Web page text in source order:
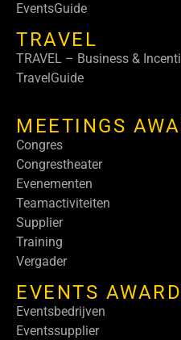
EventsGuide
TRAVEL
TRAVEL – Business &
TravelGuide
MEETINGS
Congres
Congrestheater
Evenementen
Teamactiviteiten
Supplier
Training
Vergader
EVENTS
Eventsbedrijven
Eventssupplier